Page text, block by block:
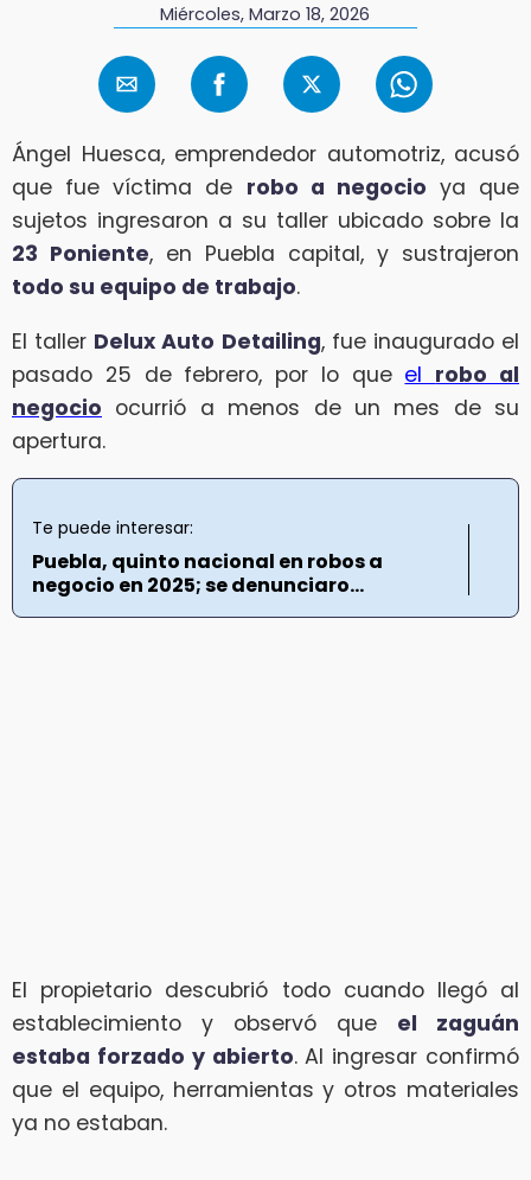
Miércoles, Marzo 18, 2026
Ángel Huesca, emprendedor automotriz, acusó
que fue víctima de robo a negocio ya que
sujetos ingresaron a su taller ubicado sobre la
23 Poniente, en Puebla capital, y sustrajeron
todo su equipo de trabajo.
El taller Delux Auto Detailing, fue inaugurado el
pasado 25 de febrero, por lo que el robo al
negocio ocurrió a menos de un mes de su
apertura.
Te puede interesar:
Puebla, quinto nacional en robos a
negocio en 2025; se denunciaro...
El propietario descubrió todo cuando llegó al
establecimiento y observó que el zaguán
estaba forzado y abierto. Al ingresar confirmó
que el equipo, herramientas y otros materiales
ya no estaban.